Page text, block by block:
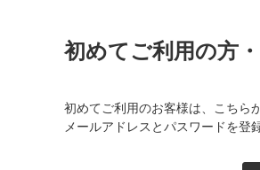
初めてご利用の方
初めてご利用のお客様は、こちら
メールアドレスとパスワードを登